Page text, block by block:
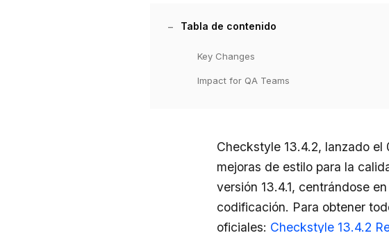
Tabla de contenido
Key Changes
Impact for QA Teams
Checkstyle 13.4.2, lanzado
mejoras de estilo para la
versión 13.4.1, centrándose
codificación. Para obtener
oficiales: Checkstyle 13.4.2